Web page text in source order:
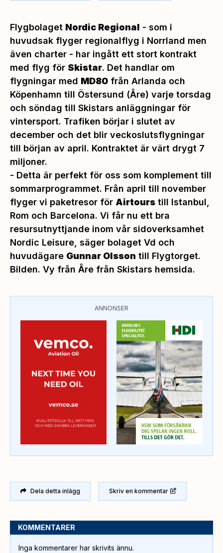
Flygbolaget Nordic Regional - som i
huvudsak flyger regionalflyg i Norrland men
även charter - har ingått ett stort kontrakt
med flyg för Skistar. Det handlar om
flygningar med MD80 från Arlanda och
Köpenhamn till Östersund (Åre) varje torsdag
och söndag till Skistars anläggningar för
vintersport. Trafiken börjar i slutet av
december och det blir veckoslutsflygningar
till början av april. Kontraktet är värt drygt 7
miljoner.
- Detta är perfekt för oss som komplement till
sommarprogrammet. Från april till november
flyger vi paketresor för Airtours till Istanbul,
Rom och Barcelona. Vi får nu ett bra
resursutnyttjande inom vår sidoverksamhet
Nordic Leisure , säger bolaget Vd och
huvudägare Gunnar Olsson till Flygtorget.
Bilden. Vy från Åre från Skistars hemsida.
ANNONSER
Dela detta inlägg Skriv en kommentar
KOMMENTARER
Inga kommentarer har skrivits ännu.